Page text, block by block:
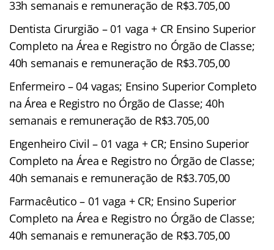
33h semanais e remuneração de R$3.705,00
Dentista Cirurgião – 01 vaga + CR Ensino Superior
Completo na Área e Registro no Órgão de Classe;
40h semanais e remuneração de R$3.705,00
Enfermeiro – 04 vagas; Ensino Superior Completo
na Área e Registro no Órgão de Classe; 40h
semanais e remuneração de R$3.705,00
Engenheiro Civil – 01 vaga + CR; Ensino Superior
Completo na Área e Registro no Órgão de Classe;
40h semanais e remuneração de R$3.705,00
Farmacêutico – 01 vaga + CR; Ensino Superior
Completo na Área e Registro no Órgão de Classe;
40h semanais e remuneração de R$3.705,00